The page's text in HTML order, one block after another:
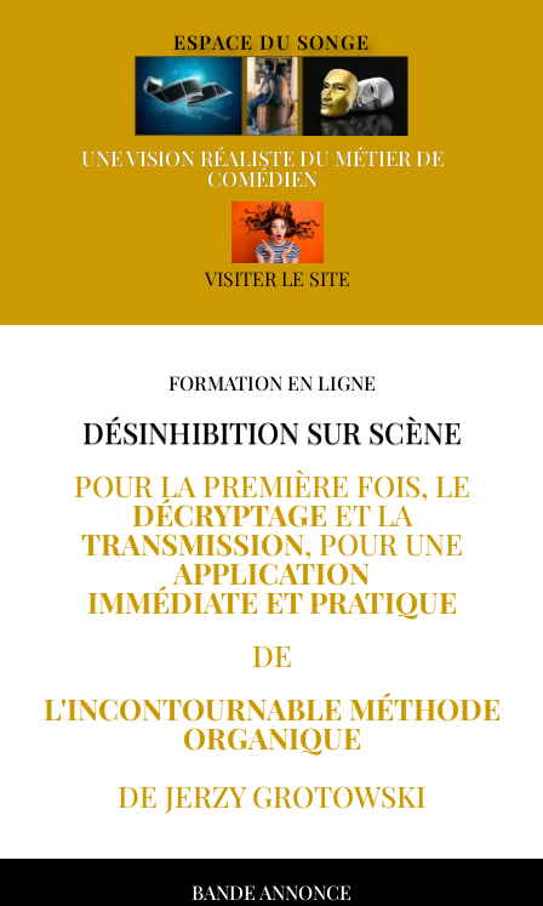
ESPACE DU SONGE
UNE VISION RÉALISTE DU MÉTIER DE
COMÉDIEN
VISITER LE SITE
FORMATION EN LIGNE
DÉSINHIBITION SUR SCÈNE
POUR LA PREMIÈRE FOIS, LE
DÉCRYPTAGE ET LA
TRANSMISSION, POUR UNE
APPLICATION
IMMÉDIATE ET PRATIQUE
DE
L'INCONTOURNABLE MÉTHODE
ORGANIQUE
DE JERZY GROTOWSKI
BANDE ANNONCE